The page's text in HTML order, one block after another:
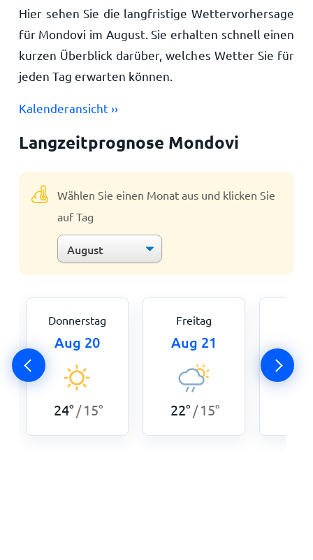
Hier sehen Sie die langfristige Wettervorhersage
für Mondovi im August. Sie erhalten schnell einen
kurzen Überblick darüber, welches Wetter Sie für
jeden Tag erwarten können.
Kalenderansicht ››
Langzeitprognose Mondovi
Wählen Sie einen Monat aus und klicken Sie
auf Tag
Donnerstag
Aug 20
24° /15°
Freitag
Aug 21
22° /15°